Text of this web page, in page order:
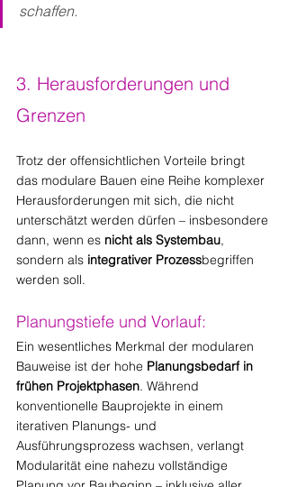
schaffen.
3. Herausforderungen und
Grenzen
Trotz der offensichtlichen Vorteile bringt
das modulare Bauen eine Reihe komplexer
Herausforderungen mit sich, die nicht
unterschätzt werden dürfen – insbesondere
dann, wenn es nicht als Systembau,
sondern als integrativer Prozessbegriffen
werden soll.
Planungstiefe und Vorlauf:
Ein wesentliches Merkmal der modularen
Bauweise ist der hohe Planungsbedarf in
frühen Projektphasen. Während
konventionelle Bauprojekte in einem
iterativen Planungs- und
Ausführungsprozess wachsen, verlangt
Modularität eine nahezu vollständige